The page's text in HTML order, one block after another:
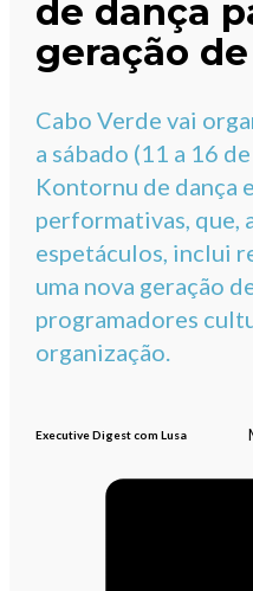
de dança
geração
Cabo Verde vai
a sábado (11 a 16
Kontornu de dança
performativas, que,
espetáculos, inclui
uma nova geração
programadores
organização.
Executive Digest com Lusa